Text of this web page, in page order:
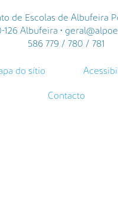
de Escolas de Albufeira
126 Albufeira •
586 779 / 780 / 781
do sítio
Contacto